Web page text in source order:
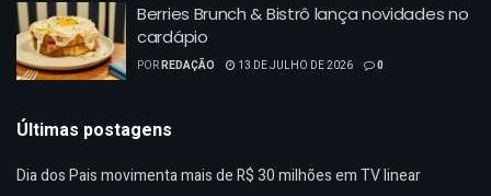
Berries Brunch & Bistrô lança novidades no
cardápio
PORREDAÇÃO 13 DE JULHO DE 2026 0
Últimas postagens
Dia dos Pais movimenta mais de R$ 30 milhões em TV linear